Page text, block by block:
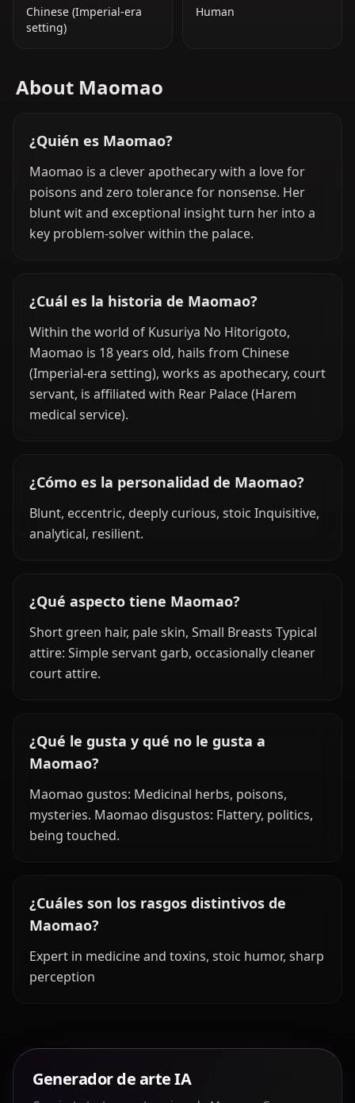
Chinese (Imperial-era
setting)
Human
About Maomao
¿Quién es Maomao?
Maomao is a clever apothecary with a love for
poisons and zero tolerance for nonsense. Her
blunt wit and exceptional insight turn her into a
key problem-solver within the palace.
¿Cuál es la historia de Maomao?
Within the world of Kusuriya No Hitorigoto,
Maomao is 18 years old, hails from Chinese
(Imperial-era setting), works as apothecary, court
servant, is affiliated with Rear Palace (Harem
medical service).
¿Cómo es la personalidad de Maomao?
Blunt, eccentric, deeply curious, stoic Inquisitive,
analytical, resilient.
¿Qué aspecto tiene Maomao?
Short green hair, pale skin, Small Breasts Typical
attire: Simple servant garb, occasionally cleaner
court attire.
¿Qué le gusta y qué no le gusta a
Maomao?
Maomao gustos: Medicinal herbs, poisons,
mysteries. Maomao disgustos: Flattery, politics,
being touched.
¿Cuáles son los rasgos distintivos de
Maomao?
Expert in medicine and toxins, stoic humor, sharp
perception
Generador de arte IA